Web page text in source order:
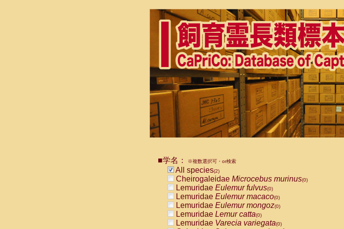
■学名： ※複数選択可・or検索
All species(2)
Cheirogaleidae Microcebus murinus(0)
Lemuridae Eulemur fulvus(0)
Lemuridae Eulemur macaco(0)
Lemuridae Eulemur mongoz(0)
Lemuridae Lemur catta(0)
Lemuridae Varecia variegata(0)